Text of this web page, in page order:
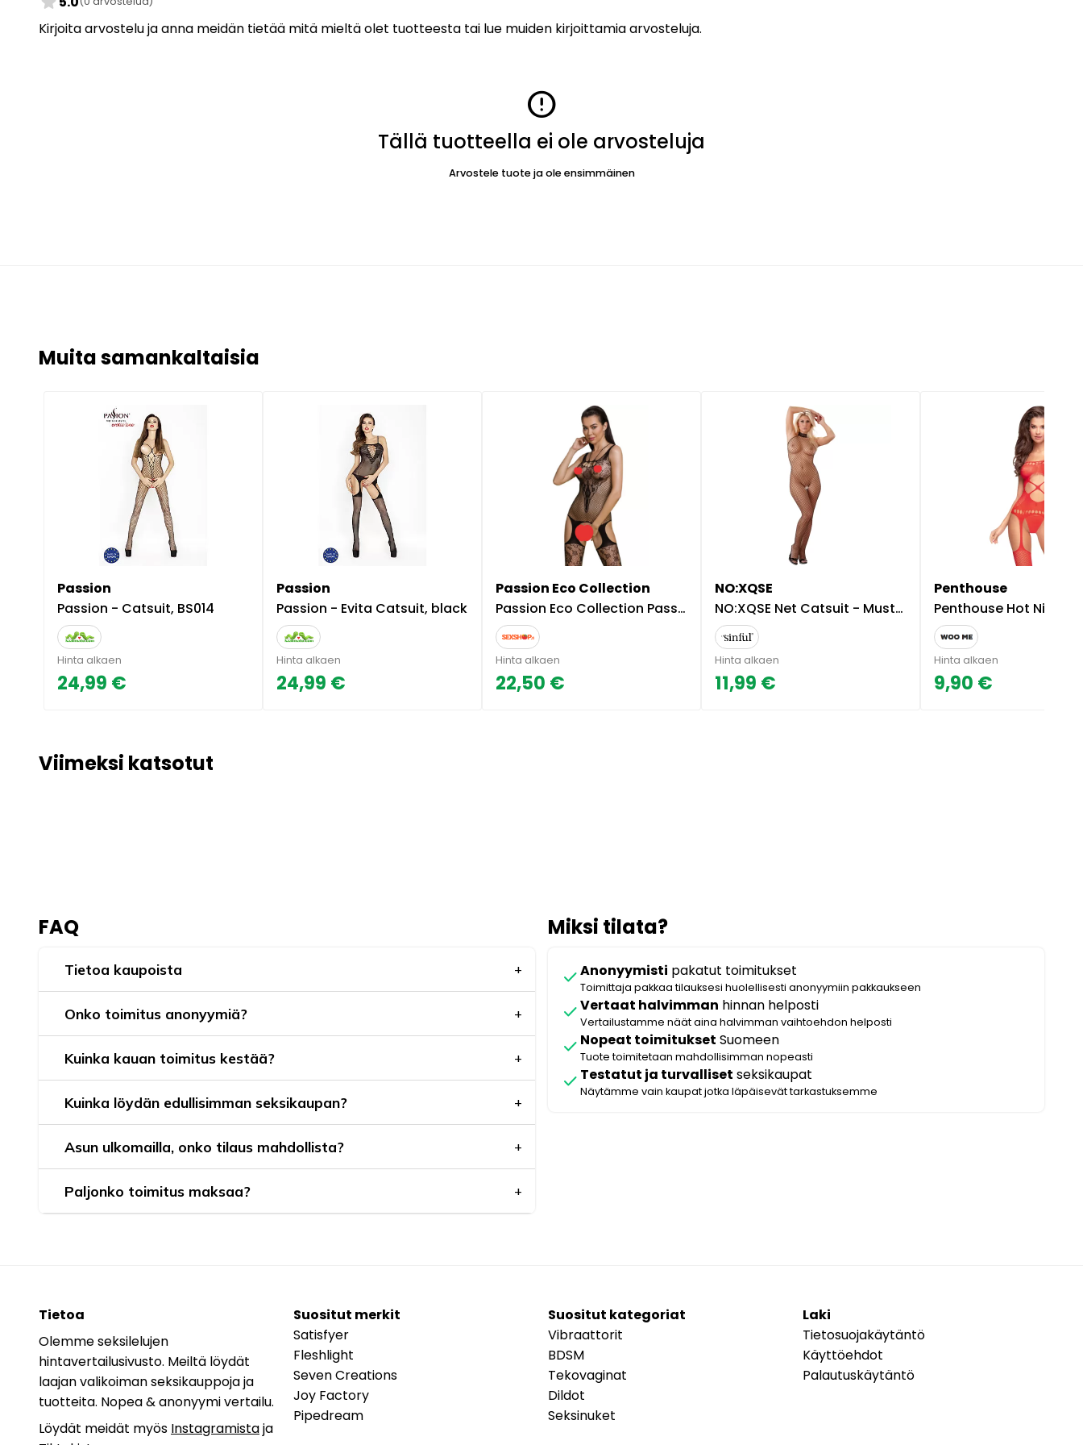
Kirjoita arvostelu ja anna meidän tietää mitä mieltä olet tuotteesta tai lue muiden kirjoittamia arvosteluja.
error
Tällä tuotteella ei ole arvosteluja
Arvostele tuote ja ole ensimmäinen
Muita samankaltaisia
Passion
Passion - Catsuit, BS014
Hinta alkaen
24,99 €
Passion
Passion - Evita Catsuit, black
Hinta alkaen
24,99 €
Passion Eco Collection
Passion Eco Collection Passion Eco Musta Kissapuku
Hinta alkaen
22,50 €
NO:XQSE
NO:XQSE Net Catsuit - Musta - L/XL
Hinta alkaen
11,99 €
Penthouse
Penthouse Hot Nightfall Catsuit -
Hinta alkaen
9,90 €
Viimeksi katsotut
FAQ
Tietoa kaupoista
Onko toimitus anonyymiä?
Kuinka kauan toimitus kestää?
Kuinka löydän edullisimman seksikaupan?
Asun ulkomailla, onko tilaus mahdollista?
Paljonko toimitus maksaa?
Miksi tilata?
checkAnonyymisti pakatut toimitukset
Toimittaja pakkaa tilauksesi huolellisesti anonyymiin pakkaukseen
checkVertaat halvimman hinnan helposti
Vertailustamme näät aina halvimman vaihtoehdon helposti
check Nopeat toimitukset Suomeen
Tuote toimitetaan mahdollisimman nopeasti
check Testatut ja turvalliset seksikaupat
Näytämme vain kaupat jotka läpäisevät tarkastuksemme
Tietoa
Olemme seksilelujen
hintavertailusivusto. Meiltä löydät
laajan valikoiman seksikauppoja ja
tuotteita. Nopea & anonyymi vertailu.
Löydät meidät myös Instagramistaja
Suositut merkit
Satisfyer
Fleshlight
Seven Creations
Joy Factory
Pipedream
Suositut kategoriat
Vibraattorit
BDSM
Tekovaginat
Dildot
Seksinuket
Laki
Tietosuojakäytäntö
Käyttöehdot
Palautuskäytäntö